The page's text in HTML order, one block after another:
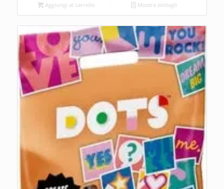
Aggiungi al carrello Mostra dettagli